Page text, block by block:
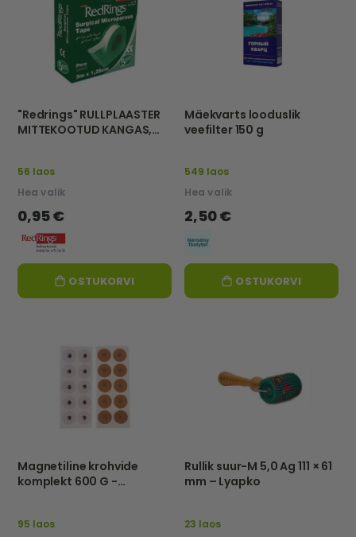
"Redrings" RULLPLAASTER
MITTEKOOTUD KANGAS,
56 laos
Hea valik
0,95 €
OSTUKORVI
Mäekvarts looduslik
veefilter 150 g
549 laos
Hea valik
2,50 €
OSTUKORVI
Magnetiline krohvide
komplekt 600 G -
95 laos
Rullik suur-M 5,0 Ag 111 × 61
mm – Lyapko
23 laos